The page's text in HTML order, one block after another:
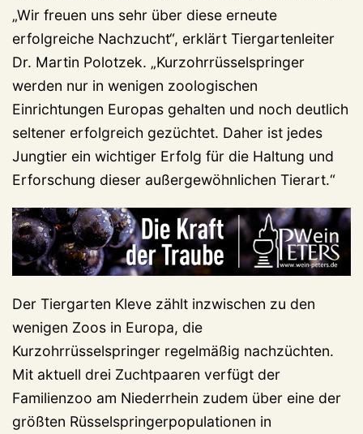
„Wir freuen uns sehr über diese erneute
erfolgreiche Nachzucht“, erklärt Tiergartenleiter
Dr. Martin Polotzek. „Kurzohrrüsselspringer
werden nur in wenigen zoologischen
Einrichtungen Europas gehalten und noch deutlich
seltener erfolgreich gezüchtet. Daher ist jedes
Jungtier ein wichtiger Erfolg für die Haltung und
Erforschung dieser außergewöhnlichen Tierart.“
Der Tiergarten Kleve zählt inzwischen zu den
wenigen Zoos in Europa, die
Kurzohrrüsselspringer regelmäßig nachzüchten.
Mit aktuell drei Zuchtpaaren verfügt der
Familienzoo am Niederrhein zudem über eine der
größten Rüsselspringerpopulationen in